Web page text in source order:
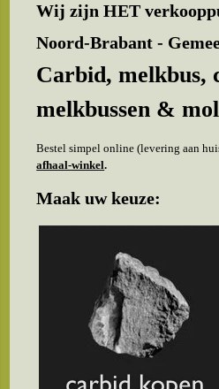
Wij zijn HET
Noord-Brabant -
Carbid, melkbus,
melkbussen &
Bestel simpel online (levering aan
afhaal-winkel.
Maak uw keuze: